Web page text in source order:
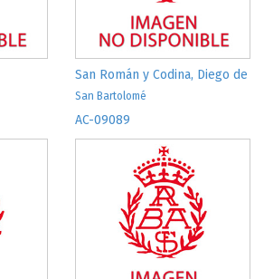
San Román y Codina, Diego de
San Bartolomé
AC-09089